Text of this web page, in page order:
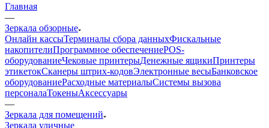
Главная
—
Зеркала обзорные
Онлайн кассыТерминалы сбора данныхФискальные
накопителиПрограммное обеспечениеPOS-
оборудованиеЧековые принтерыДенежные ящикиПринтеры
этикетокСканеры штрих-кодовЭлектронные весыБанковское
оборудованиеРасходные материалыСистемы вызова
персоналаТокеныАксессуары
—
Зеркала для помещений
Зеркала уличные